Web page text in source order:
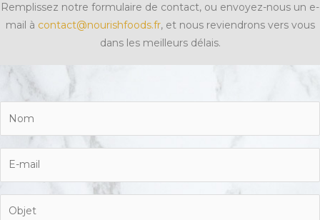
Remplissez notre formulaire de contact, ou envoyez-nous un e-
mail à contact@nourishfoods.fr, et nous reviendrons vers vous
dans les meilleurs délais.